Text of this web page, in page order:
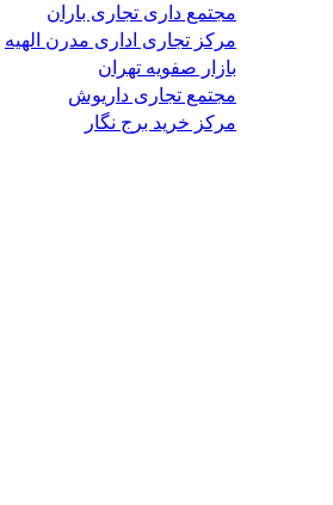
مجتمع داری تجاری باران
مرکز تجاری اداری مدرن الهیه
بازار صفویه تهران
مجتمع تجاری داریوش
مرکز خرید برج نگار